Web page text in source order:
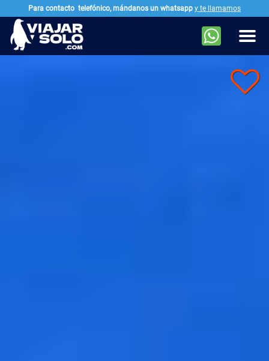
Ir al contenido principal
Para contacto telefónico, mándanos un whatsapp y te llamamos